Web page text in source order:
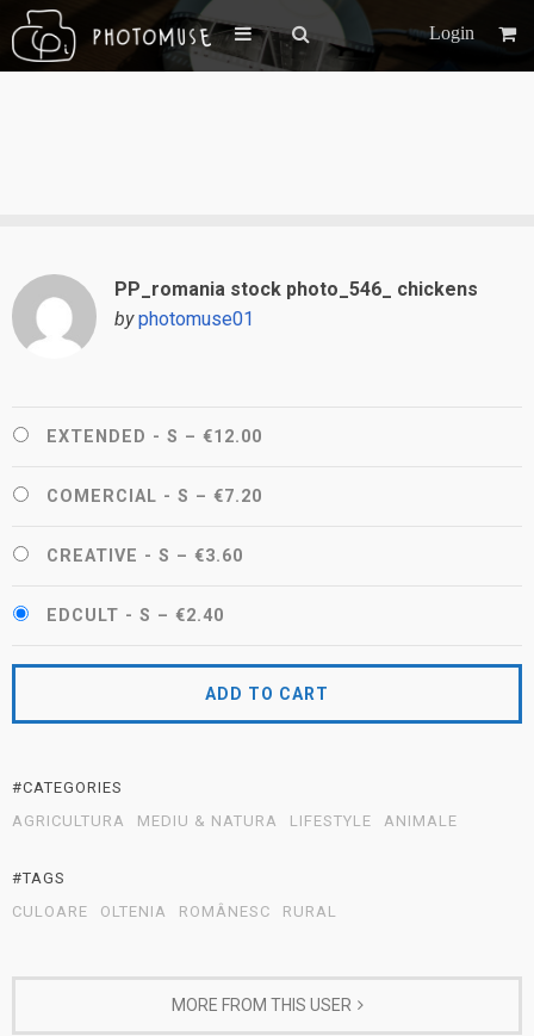
Login
PP_romania stock photo_546_ chickens
by photomuse01
EXTENDED - S – €12.00
COMERCIAL - S – €7.20
CREATIVE - S – €3.60
EDCULT - S – €2.40
ADD TO CART
#CATEGORIES
AGRICULTURA
MEDIU & NATURA LIFESTYLE ANIMALE
#TAGS
CULOARE
OLTENIA ROMÂNESC RURAL
MORE FROM THIS USER